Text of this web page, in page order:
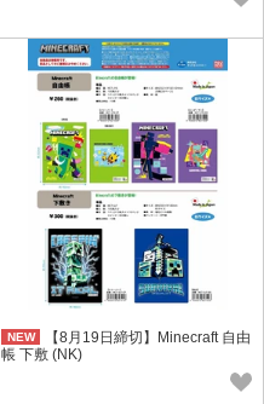
NEW
【8月19日締切】Minecraft 自由
帳 下敷 (NK)